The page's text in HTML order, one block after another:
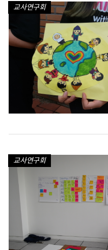
교사연구회
교사연구회